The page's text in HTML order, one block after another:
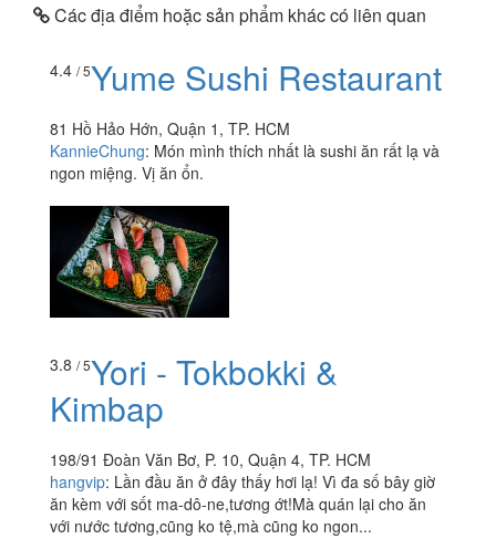
Các địa điểm hoặc sản phẩm khác có liên quan
4.4 / 5Yume Sushi Restaurant
81 Hồ Hảo Hớn, Quận 1, TP. HCM
KannieChung: Món mình thích nhất là sushi ăn rất lạ và
ngon miệng. Vị ăn ổn.
3.8 / 5Yori - Tokbokki &
Kimbap
198/91 Đoàn Văn Bơ, P. 10, Quận 4, TP. HCM
hangvip: Lần đầu ăn ở đây thấy hơi lạ! Vì đa số bây giờ
ăn kèm với sốt ma-dô-ne,tương ớt!Mà quán lại cho ăn
với nước tương,cũng ko tệ,mà cũng ko ngon...